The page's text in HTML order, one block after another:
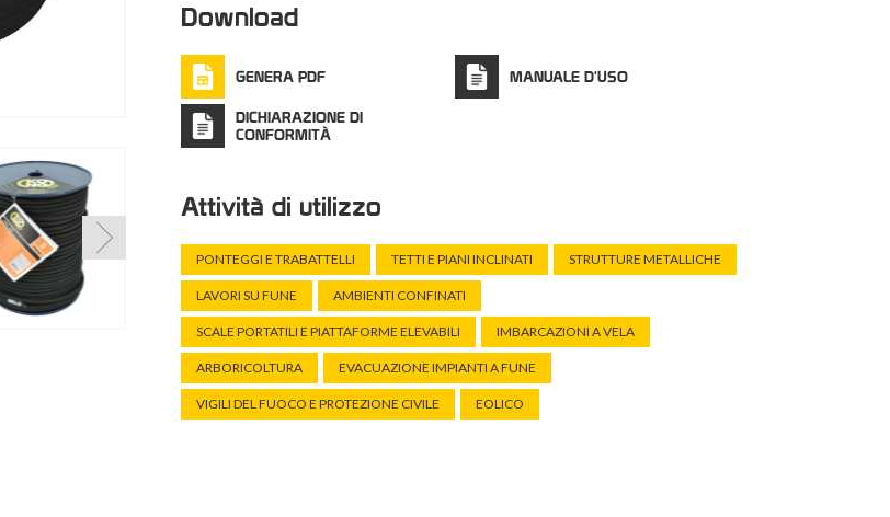
Download
GENERA PDF MANUALE D'USO
DICHIARAZIONE DI
CONFORMITÀ
Attività di utilizzo
PONTEGGI E TRABATTELLI TETTI E PIANI INCLINATI STRUTTURE METALLICHE
LAVORI SU FUNE AMBIENTI CONFINATI
SCALE PORTATILI E PIATTAFORME ELEVABILI IMBARCAZIONI A VELA
ARBORICOLTURA EVACUAZIONE IMPIANTI A FUNE
VIGILI DEL FUOCO E PROTEZIONE CIVILE EOLICO